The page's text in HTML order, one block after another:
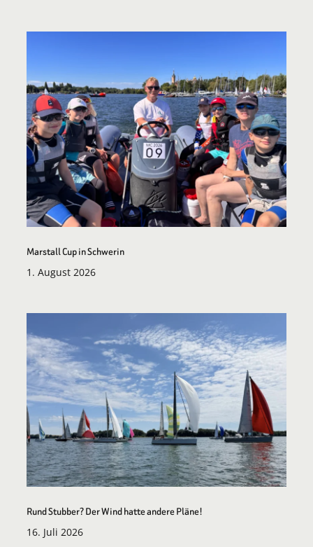
Marstall Cup in Schwerin
1. August 2026
Rund Stubber? Der Wind hatte andere Pläne!
16. Juli 2026